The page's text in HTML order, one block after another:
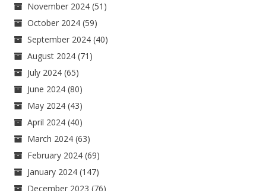
November 2024 (51)
October 2024 (59)
September 2024 (40)
August 2024 (71)
July 2024 (65)
June 2024 (80)
May 2024 (43)
April 2024 (40)
March 2024 (63)
February 2024 (69)
January 2024 (147)
December 2023 (76)